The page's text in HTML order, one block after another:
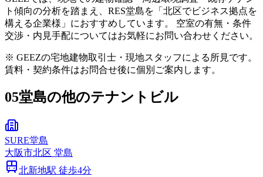
ト傾向の分析を踏まえ、RES堂島を「北区でビジネス拠点を
構える企業様」におすすめしています。 空室の有無・条件
交渉・内見手配についてはお気軽にお問い合わせください。
※ GEEZの宅地建物取引士・現地スタッフによる所見です。
賃料・契約条件はお問合せ後に個別ご案内します。
05堂島の他のテナントビル
SURE堂島
大阪市北区 堂島
北新地駅 徒歩4分